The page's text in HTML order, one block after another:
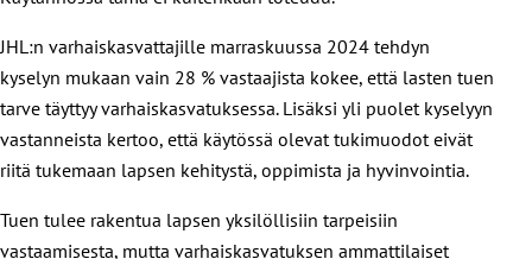
JHL:n varhaiskasvattajille marraskuussa 2024 tehdyn
kyselyn mukaan vain 28 % vastaajista kokee, että lasten tuen
tarve täyttyy varhaiskasvatuksessa. Lisäksi yli puolet kyselyyn
vastanneista kertoo, että käytössä olevat tukimuodot eivät
riitä tukemaan lapsen kehitystä, oppimista ja hyvinvointia.
Tuen tulee rakentua lapsen yksilöllisiin tarpeisiin
vastaamisesta, mutta varhaiskasvatuksen ammattilaiset